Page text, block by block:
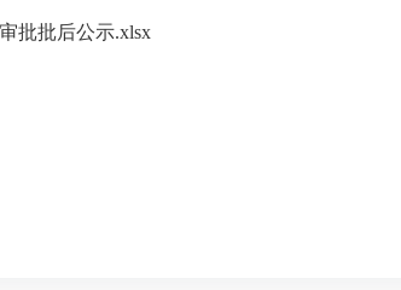
批批后公示.xlsx